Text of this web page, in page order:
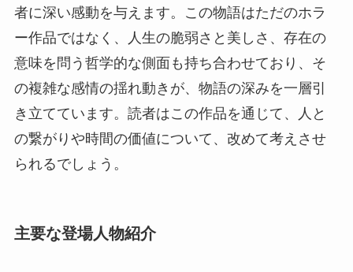
者に深い感動を与えます。この物語はただのホラ
ー作品ではなく、人生の脆弱さと美しさ、存在の
意味を問う哲学的な側面も持ち合わせており、そ
の複雑な感情の揺れ動きが、物語の深みを一層引
き立てています。読者はこの作品を通じて、人と
の繋がりや時間の価値について、改めて考えさせ
られるでしょう。
主要な登場人物紹介